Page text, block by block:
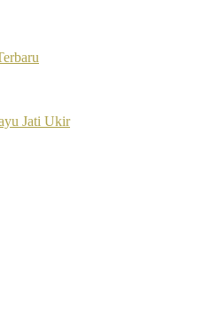
Jati Ukir